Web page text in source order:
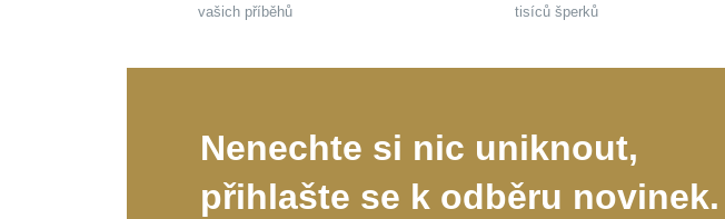
vašich příběhů
tisíců šperků
Nenechte si nic uniknout,
přihlašte se k odběru novinek.